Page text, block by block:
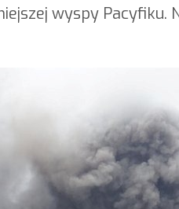
wyspy Pacyfiku.